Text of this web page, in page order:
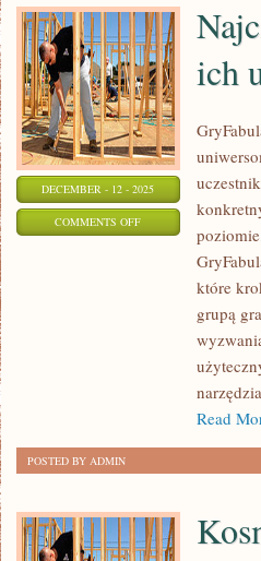
DECEMBER - 12 - 2025
COMMENTS OFFON
NAJCZĘSTSZE
ich
które
grupą
Read
POSTED BY ADMIN